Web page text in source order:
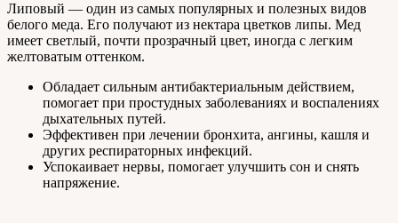
Липовый — один из самых популярных и полезных видов
белого меда. Его получают из нектара цветков липы. Мед
имеет светлый, почти прозрачный цвет, иногда с легким
желтоватым оттенком.
Обладает сильным антибактериальным действием,
помогает при простудных заболеваниях и воспалениях
дыхательных путей.
Эффективен при лечении бронхита, ангины, кашля и
других респираторных инфекций.
Успокаивает нервы, помогает улучшить сон и снять
напряжение.